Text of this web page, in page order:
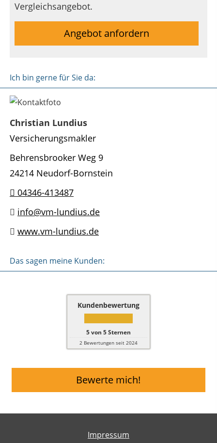
Vergleichsangebot.
Angebot anfordern
Ich bin gerne für Sie da:
Christian Lundius
Versicherungsmakler
Behrensbrooker Weg 9
24214 Neudorf-Bornstein
04346-413487
info@vm-lundius.de
www.vm-lundius.de
Das sagen meine Kunden:
Kundenbewertung
5von 5Sternen
2 Bewertungen seit 2024
Bewerte mich!
Impressum